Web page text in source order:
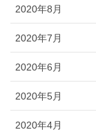
2020年8月
2020年7月
2020年6月
2020年5月
2020年4月